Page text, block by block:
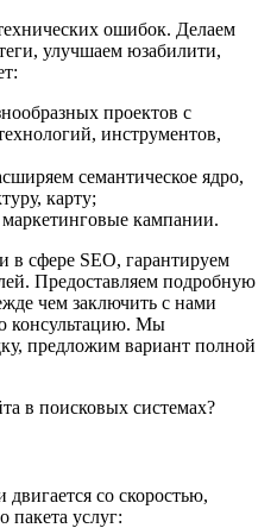
ошибок. Делаем
улучшаем юзабилити,
проектов с
инструментов,
семантическое ядро,
карту;
кампании.
в сфере SEO, гарантируем
Предоставляем подробную
чем заключить с нами
консультацию. Мы
предложим вариант полной
в поисковых системах?
со скоростью,
пакета услуг: